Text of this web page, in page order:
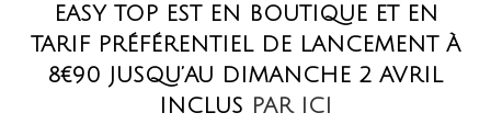
EASY TOP EST EN BOUTIQUE ET EN
TARIF PRÉFÉRENTIEL DE LANCEMENT À
8€90 JUSQU’AU DIMANCHE 2 AVRIL
INCLUS PAR ICI